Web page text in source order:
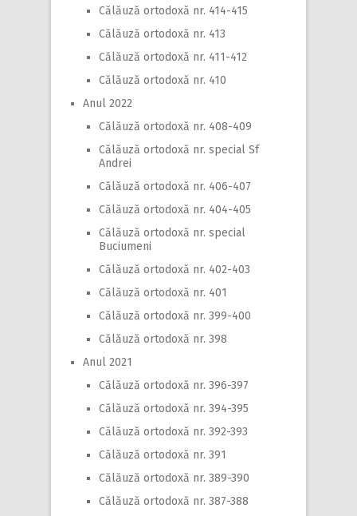
Călăuză ortodoxă nr. 414-415
Călăuză ortodoxă nr. 413
Călăuză ortodoxă nr. 411-412
Călăuză ortodoxă nr. 410
Anul 2022
Călăuză ortodoxă nr. 408-409
Călăuză ortodoxă nr. special Sf
Andrei
Călăuză ortodoxă nr. 406-407
Călăuză ortodoxă nr. 404-405
Călăuză ortodoxă nr. special
Buciumeni
Călăuză ortodoxă nr. 402-403
Călăuză ortodoxă nr. 401
Călăuză ortodoxă nr. 399-400
Călăuză ortodoxă nr. 398
Anul 2021
Călăuză ortodoxă nr. 396-397
Călăuză ortodoxă nr. 394-395
Călăuză ortodoxă nr. 392-393
Călăuză ortodoxă nr. 391
Călăuză ortodoxă nr. 389-390
Călăuză ortodoxă nr. 387-388